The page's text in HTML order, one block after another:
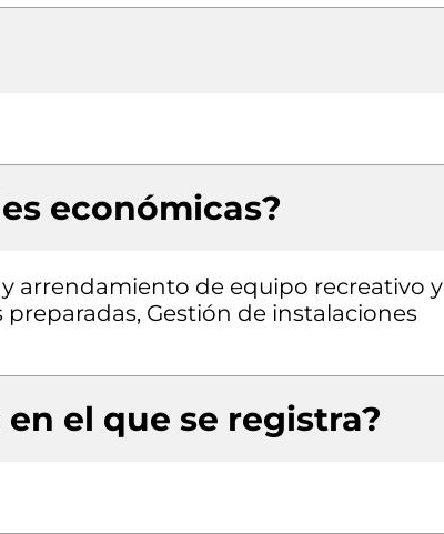
económicas?
arrendamiento de equipo recreativo y
Gestión de instalaciones
el que se registra?